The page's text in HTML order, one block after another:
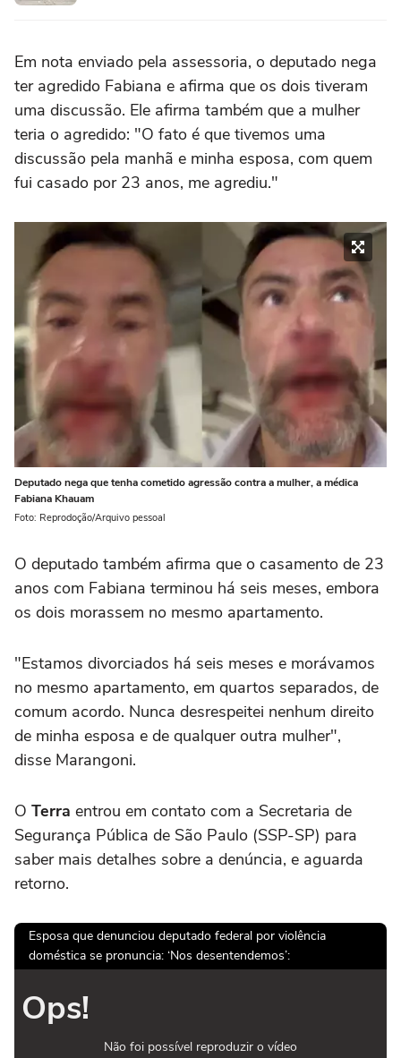
Em nota enviado pela assessoria, o deputado nega
ter agredido Fabiana e afirma que os dois tiveram
uma discussão. Ele afirma também que a mulher
teria o agredido: "O fato é que tivemos uma
discussão pela manhã e minha esposa, com quem
fui casado por 23 anos, me agrediu."
Deputado nega que tenha cometido agressão contra a mulher, a médica
Fabiana Khauam
Foto: Reprodoção/Arquivo pessoal
O deputado também afirma que o casamento de 23
anos com Fabiana terminou há seis meses, embora
os dois morassem no mesmo apartamento.
"Estamos divorciados há seis meses e morávamos
no mesmo apartamento, em quartos separados, de
comum acordo. Nunca desrespeitei nenhum direito
de minha esposa e de qualquer outra mulher",
disse Marangoni.
O Terra entrou em contato com a Secretaria de
Segurança Pública de São Paulo (SSP-SP) para
saber mais detalhes sobre a denúncia, e aguarda
retorno.
Esposa que denunciou deputado federal por violência
doméstica se pronuncia: ‘Nos desentendemos’:
Ops!
Não foi possível reproduzir o vídeo